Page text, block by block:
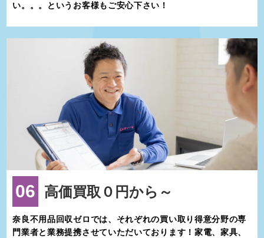
い。。。というお客様もご安心下さい！
06 高価買取０円から～
奈良不用品回収ゼロでは、それぞれの買い取り得意分野の専
門業者と業務提携させていただいております！家電、家具、